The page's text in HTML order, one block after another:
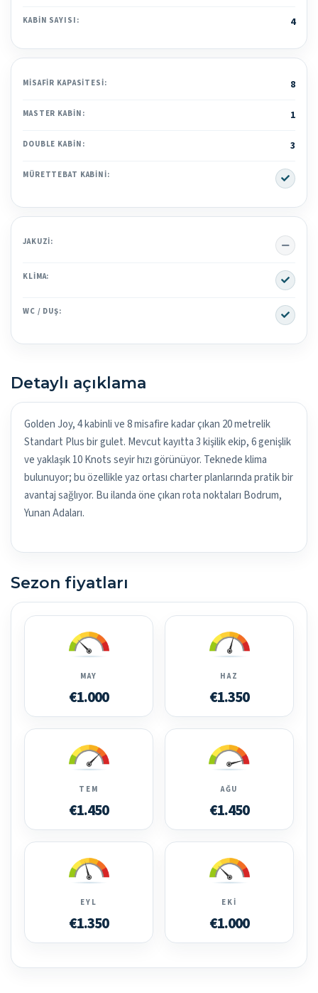
KABIN SAYISI: 4
MISAFIR KAPASITESI: 8
MASTER KABIN: 1
DOUBLE KABIN: 3
MÜRETTEBAT KABINI: Yes
JAKUZI: No
KLIMA: Yes
WC / DUŞ: Yes
Detaylı açıklama
Golden Joy, 4 kabinli ve 8 misafire kadar çıkan 20 metrelik
Standart Plus bir gulet. Mevcut kayıtta 3 kişilik ekip, 6 genişlik
ve yaklaşık 10 Knots seyir hızı görünüyor. Teknede klima
bulunuyor; bu özellikle yaz ortası charter planlarında pratik bir
avantaj sağlıyor. Bu ilanda öne çıkan rota noktaları Bodrum,
Yunan Adaları.
Sezon fiyatları
MAY
€1.000
HAZ
€1.350
TEM
€1.450
AĞU
€1.450
EYL
€1.350
EKI
€1.000